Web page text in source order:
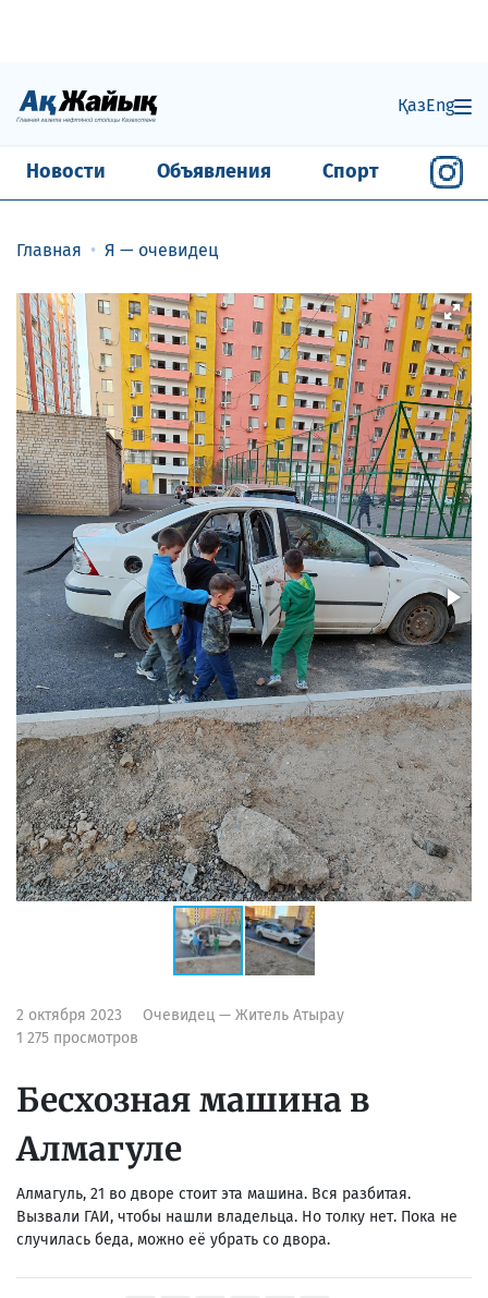
ҚазEng
Новости Объявления Спорт
Главная Я — очевидец
2 октября 2023
Очевидец — Житель Атырау
1 275 просмотров
Бесхозная машина в
Алмагуле
Алмагуль, 21 во дворе стоит эта машина. Вся разбитая.
Вызвали ГАИ, чтобы нашли владельца. Но толку нет. Пока не
случилась беда, можно её убрать со двора.